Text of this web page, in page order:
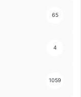
65
4
1059